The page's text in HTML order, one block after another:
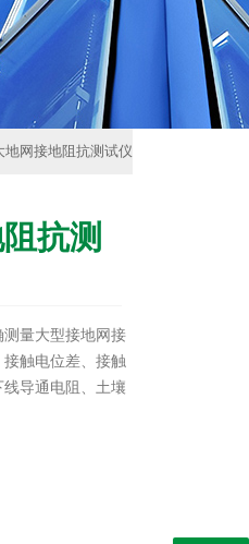
地网接地阻抗测试仪
抗测
量大型接地网接
触电位差、接触
导通电阻、土壤